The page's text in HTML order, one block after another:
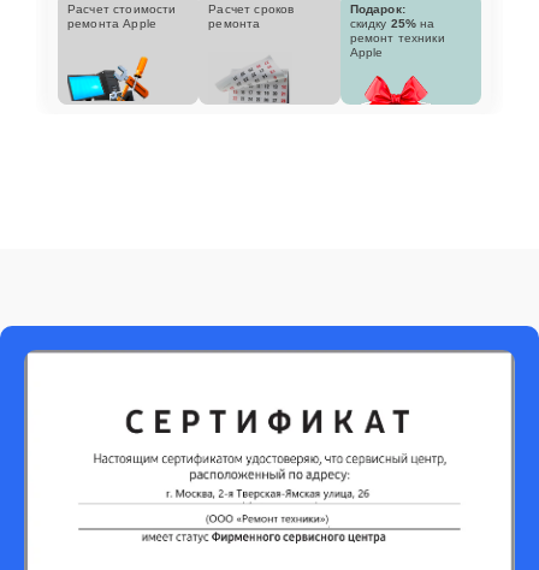
Расчет стоимости
ремонта Apple
Расчет сроков
ремонта
Подарок:
скидку 25% на
ремонт техники
Apple